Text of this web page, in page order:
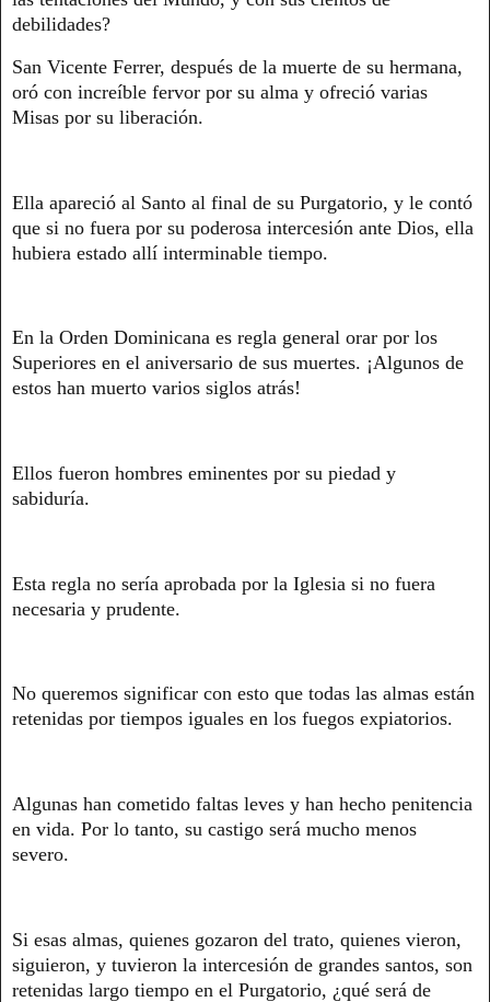
debilidades?
San Vicente Ferrer, después de la muerte de su hermana,
oró con increíble fervor por su alma y ofreció varias
Misas por su liberación.
Ella apareció al Santo al final de su Purgatorio, y le contó
que si no fuera por su poderosa intercesión ante Dios, ella
hubiera estado allí interminable tiempo.
En la Orden Dominicana es regla general orar por los
Superiores en el aniversario de sus muertes. ¡Algunos de
estos han muerto varios siglos atrás!
Ellos fueron hombres eminentes por su piedad y
sabiduría.
Esta regla no sería aprobada por la Iglesia si no fuera
necesaria y prudente.
No queremos significar con esto que todas las almas están
retenidas por tiempos iguales en los fuegos expiatorios.
Algunas han cometido faltas leves y han hecho penitencia
en vida. Por lo tanto, su castigo será mucho menos
severo.
Si esas almas, quienes gozaron del trato, quienes vieron,
siguieron, y tuvieron la intercesión de grandes santos, son
retenidas largo tiempo en el Purgatorio, ¿qué será de